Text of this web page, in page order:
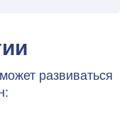
развиваться